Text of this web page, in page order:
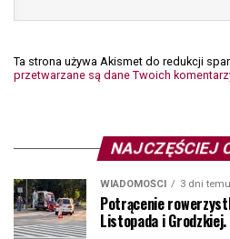
Ta strona używa Akismet do redukcji
przetwarzane są dane Twoich
NAJCZĘŚCIEJ
WIADOMOŚCI 3 dni temu
Potrącenie
Listopada i